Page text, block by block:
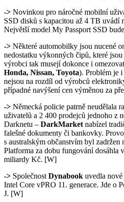
-> Novinkou pro náročné mobilní
SSD disků s kapacitou až 4 TB uvádí
Největší model My Passport SSD
-> Některé automobilky jsou nucené
nedostatku výkonných čipů, které
výrobci tak musejí dokonce i
Honda, Nissan, Toyota). Problém je
nejsou na rozdíl od výrobců
případné navýšení cen výměnou za
-> Německá policie patrně neudělala
uživatelů a 2 400 prodejců jednoho z
Darknetu – DarkMarket nabízel
falešné dokumenty či bankovky.
s australským občanstvím byl zadržen
Platforma za dobu fungování dosáhla
miliardy Kč. [W]
-> Společnost Dynabook uvedla
Intel Core vPRO 11. generace. Jde o
J. [W]